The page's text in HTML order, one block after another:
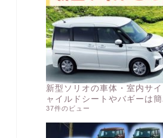
新型ソリオの車体・室内サ
ャイルドシートやバギーは
37件のビュー